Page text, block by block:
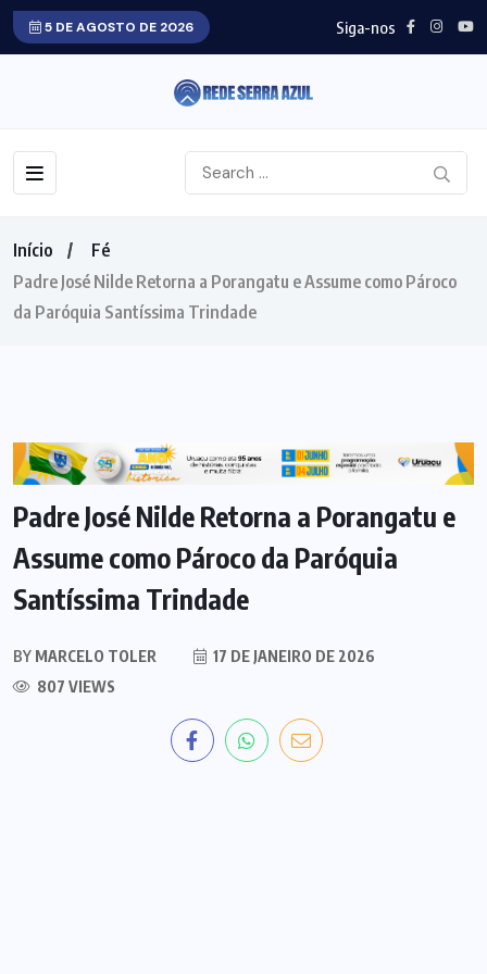
5 DE AGOSTO DE 2026 Siga-nos
Início
Fé
Padre José Nilde Retorna a Porangatu e Assume como Pároco
da Paróquia Santíssima Trindade
FÉ GOIÁS NORTE GOIANO PORANGATU
Padre José Nilde Retorna a Porangatu e
Assume como Pároco da Paróquia
Santíssima Trindade
BY MARCELO TOLER
17 DE JANEIRO DE 2026
807 VIEWS